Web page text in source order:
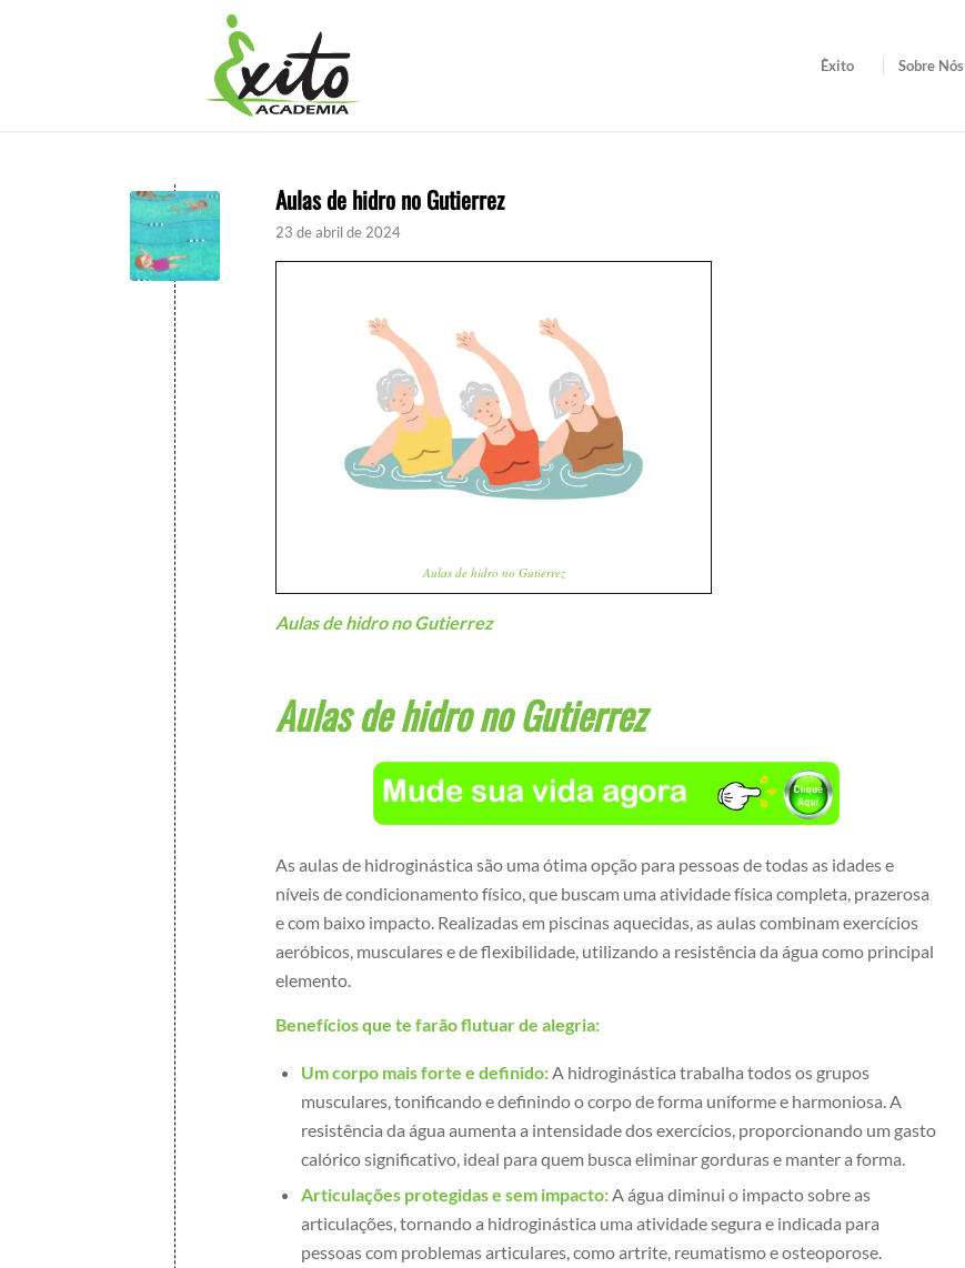
Êxito Sobre Nós
Aulas de hidro no Gutierrez
23 de abril de 2024
Aulas de hidro no Gutierrez
Aulas de hidro no Gutierrez
Aulas de hidro no Gutierrez
As aulas de hidroginástica são uma ótima opção para pessoas de todas as idades e
níveis de condicionamento físico, que buscam uma atividade física completa, prazerosa
e com baixo impacto. Realizadas em piscinas aquecidas, as aulas combinam exercícios
aeróbicos, musculares e de flexibilidade, utilizando a resistência da água como principal
elemento.
Benefícios que te farão flutuar de alegria:
Um corpo mais forte e definido: A hidroginástica trabalha todos os grupos
musculares, tonificando e definindo o corpo de forma uniforme e harmoniosa. A
resistência da água aumenta a intensidade dos exercícios, proporcionando um gasto
calórico significativo, ideal para quem busca eliminar gorduras e manter a forma.
Articulações protegidas e sem impacto: A água diminui o impacto sobre as
articulações, tornando a hidroginástica uma atividade segura e indicada para
pessoas com problemas articulares, como artrite, reumatismo e osteoporose.